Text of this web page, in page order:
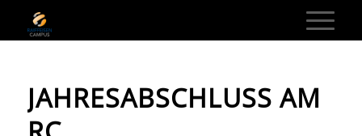
JAHRESABSCHLUSS AM